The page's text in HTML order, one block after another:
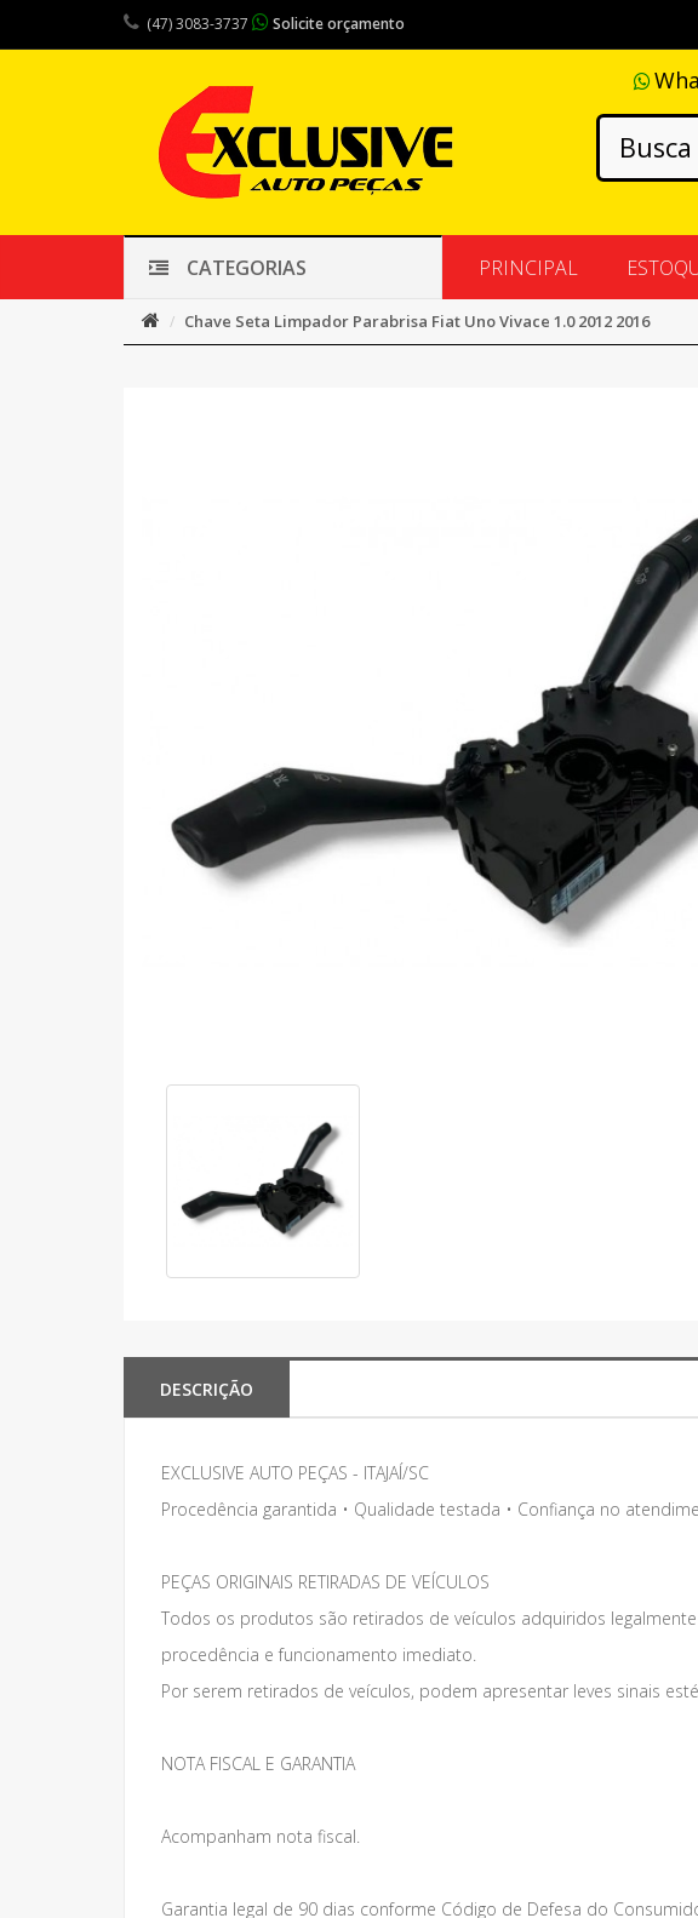
(47) 3083-3737 Solicite orçamento
CATEGORIAS PRINCIPAL
Chave Seta Limpador Parabrisa Fiat Uno Vivace 1.0 2012 2016
DESCRIÇÃO
EXCLUSIVE AUTO PEÇAS - ITAJAÍ/SC
Procedência garantida • Qualidade testada • Confiança no
PEÇAS ORIGINAIS RETIRADAS DE VEÍCULOS
Todos os produtos são retirados de veículos adquiridos
procedência e funcionamento imediato.
Por serem retirados de veículos, podem apresentar leves sinais
NOTA FISCAL E GARANTIA
Acompanham nota fiscal.
Garantia legal de 90 dias conforme Código de Defesa do